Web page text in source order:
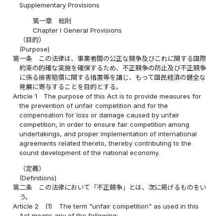
Supplementary Provisions
第一章 総則
Chapter I General Provisions
（目的）
(Purpose)
第一条
この法律は、事業者間の公正な競争及びこれに関する国際
約束の的確な実施を確保するため、不正競争の防止及び不正競争
に係る損害賠償に関する措置等を講じ、もって国民経済の健全な
発展に寄与することを目的とする。
Article 1
The purpose of this Act is to provide measures for
the prevention of unfair competition and for the
compensation for loss or damage caused by unfair
competition, in order to ensure fair competition among
undertakings, and proper implementation of international
agreements related thereto, thereby contributing to the
sound development of the national economy.
（定義）
(Definitions)
第二条
この法律において「不正競争」とは、次に掲げるものをい
う。
Article 2
(1)
The term "unfair competition" as used in this